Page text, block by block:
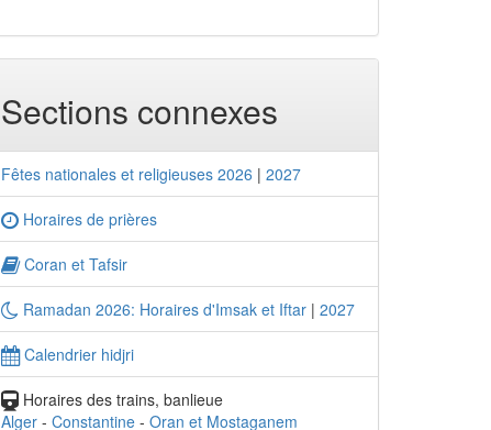
Sections connexes
Fêtes nationales et religieuses 2026 | 2027
Horaires de prières
Coran et Tafsir
Ramadan 2026: Horaires d'Imsak et Iftar | 2027
Calendrier hidjri
Horaires des trains, banlieue
Alger - Constantine - Oran et Mostaganem